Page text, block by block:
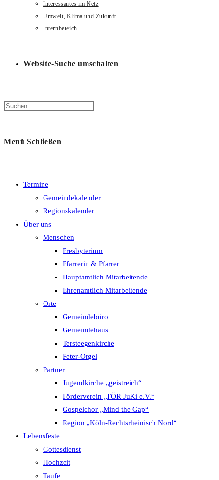
Interessantes im Netz
Umwelt, Klima und Zukunft
Internbereich
Website-Suche umschalten
Menü Schließen
Termine
Gemeindekalender
Regionskalender
Über uns
Menschen
Presbyterium
Pfarrerin & Pfarrer
Hauptamtlich Mitarbeitende
Ehrenamtlich Mitarbeitende
Orte
Gemeindebüro
Gemeindehaus
Tersteegenkirche
Peter-Orgel
Partner
Jugendkirche „geistreich“
Förderverein „FÖR JuKi e.V.“
Gospelchor „Mind the Gap“
Region „Köln-Rechtsrheinisch Nord“
Lebensfeste
Gottesdienst
Hochzeit
Taufe